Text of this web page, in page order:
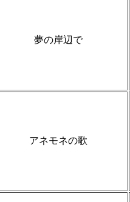
夢の岸辺で
アネモネの歌